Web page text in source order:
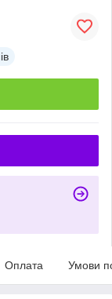
Оплата Умови